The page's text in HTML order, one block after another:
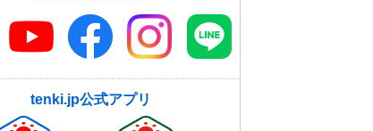
tenki.jp公式アプリ